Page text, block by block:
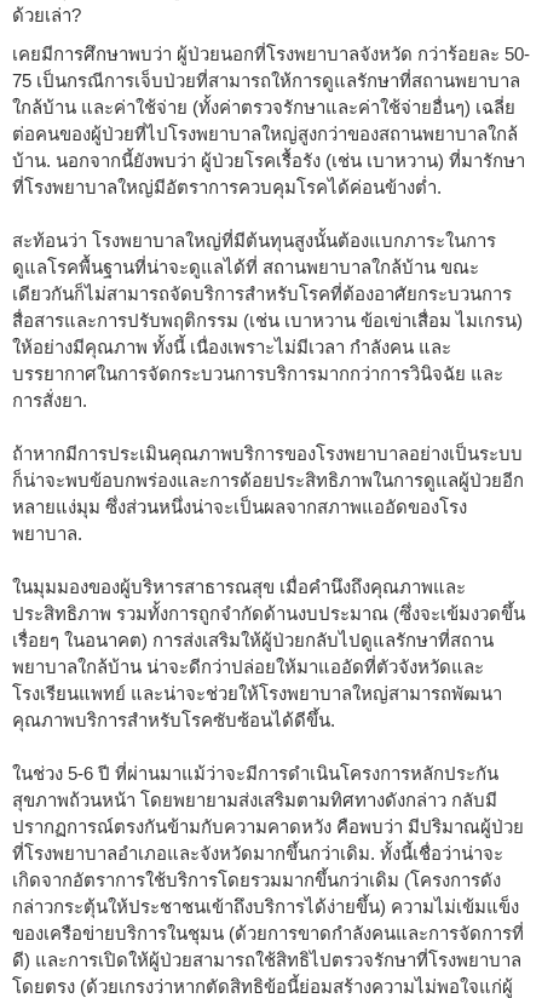
ด้วยเล่า?
เคยมีการศึกษาพบว่า ผู้ป่วยนอกที่โรงพยาบาลจังหวัด กว่าร้อยละ 50-
75 เป็นกรณีการเจ็บป่วยที่สามารถให้การดูแลรักษาที่สถานพยาบาล
ใกล้บ้าน และค่าใช้จ่าย (ทั้งค่าตรวจรักษาและค่าใช้จ่ายอื่นๆ) เฉลี่ย
ต่อคนของผู้ป่วยที่ไปโรงพยาบาลใหญ่สูงกว่าของสถานพยาบาลใกล้
บ้าน. นอกจากนี้ยังพบว่า ผู้ป่วยโรคเรื้อรัง (เช่น เบาหวาน) ที่มารักษา
ที่โรงพยาบาลใหญ่มีอัตราการควบคุมโรคได้ค่อนข้างต่ำ.
สะท้อนว่า โรงพยาบาลใหญ่ที่มีต้นทุนสูงนั้นต้องแบกภาระในการ
ดูแลโรคพื้นฐานที่น่าจะดูแลได้ที่ สถานพยาบาลใกล้บ้าน ขณะ
เดียวกันก็ไม่สามารถจัดบริการสำหรับโรคที่ต้องอาศัยกระบวนการ
สื่อสารและการปรับพฤติกรรม (เช่น เบาหวาน ข้อเข่าเสื่อม ไมเกรน)
ให้อย่างมีคุณภาพ ทั้งนี้ เนื่องเพราะไม่มีเวลา กำลังคน และ
บรรยากาศในการจัดกระบวนการบริการมากกว่าการวินิจฉัย และ
การสั่งยา.
ถ้าหากมีการประเมินคุณภาพบริการของโรงพยาบาลอย่างเป็นระบบ
ก็น่าจะพบข้อบกพร่องและการด้อยประสิทธิภาพในการดูแลผู้ป่วยอีก
หลายแง่มุม ซึ่งส่วนหนึ่งน่าจะเป็นผลจากสภาพแออัดของโรง
พยาบาล.
ในมุมมองของผู้บริหารสาธารณสุข เมื่อคำนึงถึงคุณภาพและ
ประสิทธิภาพ รวมทั้งการถูกจำกัดด้านงบประมาณ (ซึ่งจะเข้มงวดขึ้น
เรื่อยๆ ในอนาคต) การส่งเสริมให้ผู้ป่วยกลับไปดูแลรักษาที่สถาน
พยาบาลใกล้บ้าน น่าจะดีกว่าปล่อยให้มาแออัดที่ตัวจังหวัดและ
โรงเรียนแพทย์ และน่าจะช่วยให้โรงพยาบาลใหญ่สามารถพัฒนา
คุณภาพบริการสำหรับโรคซับซ้อนได้ดีขึ้น.
ในช่วง 5-6 ปี ที่ผ่านมาแม้ว่าจะมีการดำเนินโครงการหลักประกัน
สุขภาพถ้วนหน้า โดยพยายามส่งเสริมตามทิศทางดังกล่าว กลับมี
ปรากฏการณ์ตรงกันข้ามกับความคาดหวัง คือพบว่า มีปริมาณผู้ป่วย
ที่โรงพยาบาลอำเภอและจังหวัดมากขึ้นกว่าเดิม. ทั้งนี้เชื่อว่าน่าจะ
เกิดจากอัตราการใช้บริการโดยรวมมากขึ้นกว่าเดิม (โครงการดัง
กล่าวกระตุ้นให้ประชาชนเข้าถึงบริการได้ง่ายขึ้น) ความไม่เข้มแข็ง
ของเครือข่ายบริการในชุมน (ด้วยการขาดกำลังคนและการจัดการที่
ดี) และการเปิดให้ผู้ป่วยสามารถใช้สิทธิไปตรวจรักษาที่โรงพยาบาล
โดยตรง (ด้วยเกรงว่าหากตัดสิทธิข้อนี้ย่อมสร้างความไม่พอใจแก่ผู้